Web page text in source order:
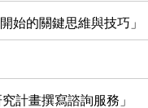
始的關鍵思維與技巧」
計畫撰寫諮詢服務」